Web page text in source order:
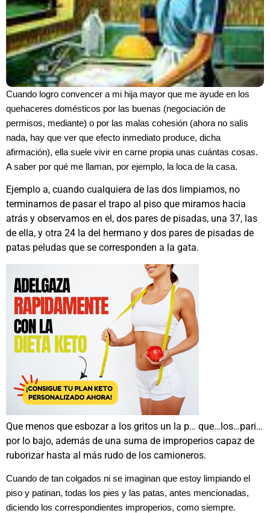
Cuando logro convencer a mi hija mayor que me ayude en los
quehaceres domésticos por las buenas (negociación de
permisos, mediante) o por las malas cohesión (ahora no salís
nada, hay que ver que efecto inmediato produce, dicha
afirmación), ella suele vivir en carne propia unas cuántas cosas.
A saber por qué me llaman, por ejemplo, la loca de la casa.
Ejemplo a, cuando cualquiera de las dos limpiamos, no
terminamos de pasar el trapo al piso que miramos hacia
atrás y observamos en el, dos pares de pisadas, una 37, las
de ella, y otra 24 la del hermano y dos pares de pisadas de
patas peludas que se corresponden a la gata.
Que menos que esbozar a los gritos un la p… que…los…pari…
por lo bajo, además de una suma de improperios capaz de
ruborizar hasta al más rudo de los camioneros.
Cuando de tan colgados ni se imaginan que estoy limpiando el
piso y patinan, todas los pies y las patas, antes mencionadas,
diciendo los correspondientes improperios, como siempre.